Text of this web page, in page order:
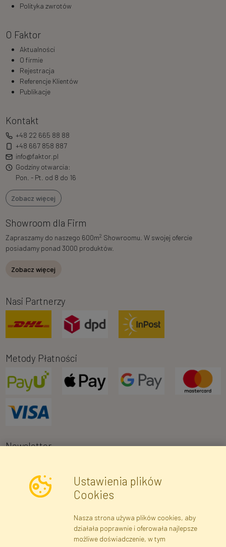
Polityka zwrotów
O Faktor
Aktualności
O firmie
Rejestracja
Referencje Klientów
Publikacje
Kontakt
+48 22 665 88 88
+48 667 858 887
info@faktor.pl
Godziny otwarcia:
Pon. - Pt. od 8 do 16
Zobacz więcej
Showroom dla Firm
Zapraszamy do naszego 600m2 Showroomu. W swojej ofercie
posiadamy ponad 3000 produktów.
Zobacz więcej
Nasi Partnerzy
Metody Płatności
Newsletter
Wyrażam zgodę na przetwarzanie moich danych osobowych w celu
otrzymywania informacji marketingowych i ofert handlowych za
o.o.. Poinformowano mnie o prawie wglądu do treści moich danych
osobowych oraz ich poprawiania, a także iż podanie danych jest
Ustawienia plików
Cookies
Nasza strona używa plików cookies, aby
działała poprawnie i oferowała najlepsze
możliwe doświadczenie, w tym